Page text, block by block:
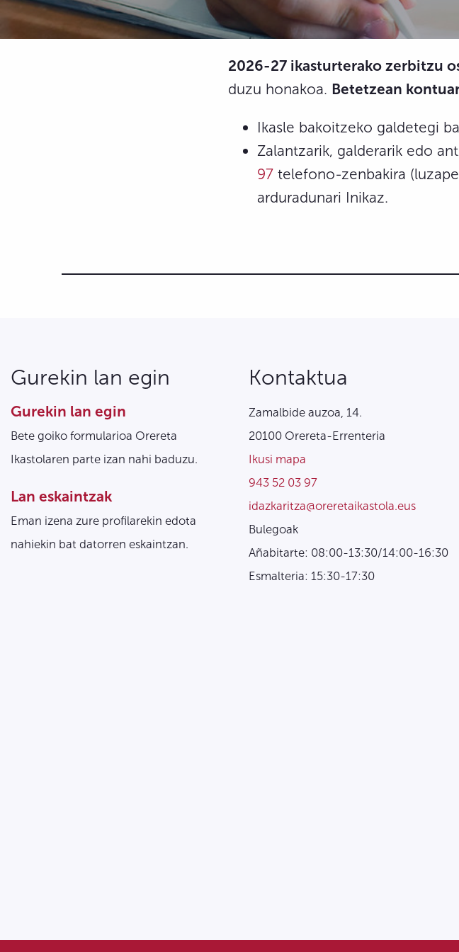
2026-27 ikasturterako zerbitzu
duzu honakoa. Betetzean
Ikasle bakoitzeko galdetegi
Zalantzarik, galderarik edo
97 telefono-zenbakira
arduradunari Inikaz.
Gurekin lan egin
Gurekin lan egin
Bete goiko formularioa Orereta
Ikastolaren parte izan nahi baduzu.
Lan eskaintzak
Eman izena zure profilarekin edota
nahiekin bat datorren eskaintzan.
Kontaktua
Zamalbide auzoa, 14.
20100 Orereta-Errenteria
Ikusi mapa
943 52 03 97
idazkaritza@oreretaikastola.eus
Bulegoak
Añabitarte: 08:00-13:30/14:00-16:30
Esmalteria: 15:30-17:30